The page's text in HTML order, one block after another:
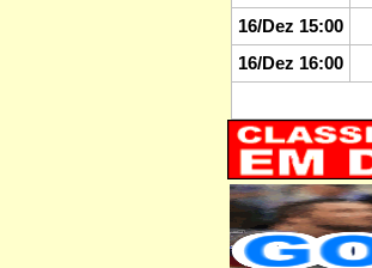
16/Dez 15:00
16/Dez 16:00